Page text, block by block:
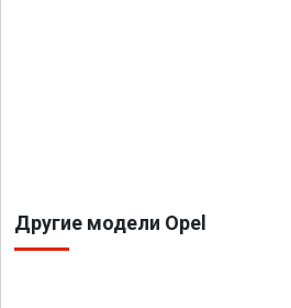
Другие модели Opel